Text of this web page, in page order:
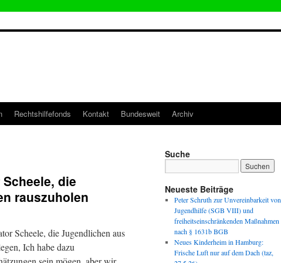
Rechtshilfefonds Kontakt Bundesweit Archiv
die
rauszuholen
Scheele, die Jugendlichen aus
Ich habe dazu
Suche
Neueste Beiträge
Peter Schruth zur Unvereinbarkeit von
Jugendhilfe (SGB VIII) und
freiheitseinschränkenden Maßnahmen
nach § 1631b BGB
Neues Kinderheim in Hamburg:
Frische Luft nur auf dem Dach (taz,